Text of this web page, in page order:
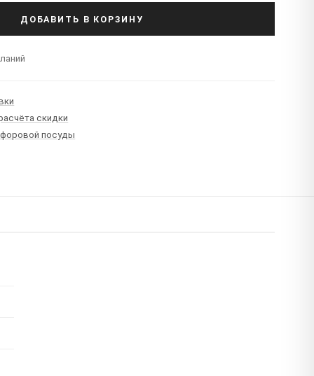
ДОБАВИТЬ В КОРЗИНУ
скидки
посуды